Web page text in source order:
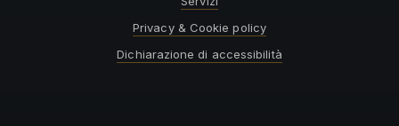
Privacy & Cookie policy
Dichiarazione di accessibilità